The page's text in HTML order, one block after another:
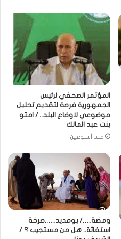
المؤتمر الصحفي لرئيس
الجمهورية فرصة لتقديم تحليل
موضوعي لاوضاع البلد.. / امتو
بنت عبد المالك
منذ أسبوعين
ومضة…./ بومديد…..صرخة
استغاثة.. هل من مستجيب ؟ /